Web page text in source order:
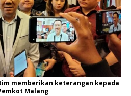
memberikan keterangan kepada
Malang